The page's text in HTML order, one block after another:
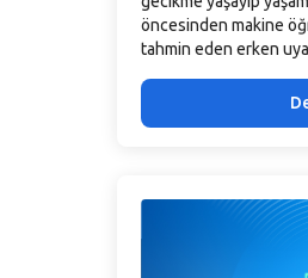
öncesinden makine
tahmin eden erken